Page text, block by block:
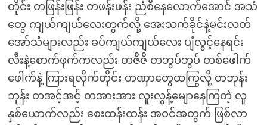
တိုင်း တဖြန်းဖြန်း တဖန်းဖန်း ညံစီနေလောက်အောင် အသံ
တွေ ကျယ်ကျယ်လေးတွက်လို့ အေးသက်ခိုင်နဲ့မင်းလတ်
အော်သံများလည်း ခပ်ကျယ်ကျယ်လေး ပျံလွင့်နေရင်း
လီးနဲ့စောက်ဖုက်ကလည်း တဇိဇိ တဘွပ်ဘွပ် တစ်ဖေါက်
ဖေါက်နဲ့ ကြားရလိုက်တိုင်း တဏှာတွေထကြွလို့ တဘုန်း
ဘုန်း တအင့်အင့် တအားအား လူးလွန့်မျောနေကြတဲ့ လူ
နှစ်ယောက်လည်း စေးထန်းထန်း အဝင်အတွက် ဖြစ်လာ